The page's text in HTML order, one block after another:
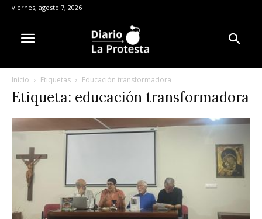
viernes, agosto 7, 2026
Inicio Etiquetas Educación transformadora
Etiqueta: educación transformadora